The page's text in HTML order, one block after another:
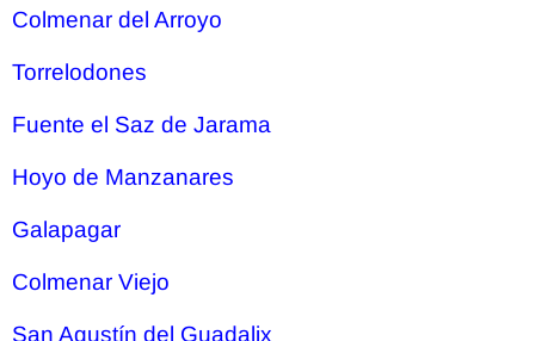
Colmenar del Arroyo
Torrelodones
Fuente el Saz de Jarama
Hoyo de Manzanares
Galapagar
Colmenar Viejo
San Agustín del Guadalix